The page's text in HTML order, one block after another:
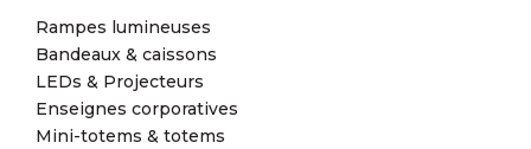
Rampes lumineuses
Bandeaux & caissons
LEDs & Projecteurs
Enseignes corporatives
Mini-totems & totems